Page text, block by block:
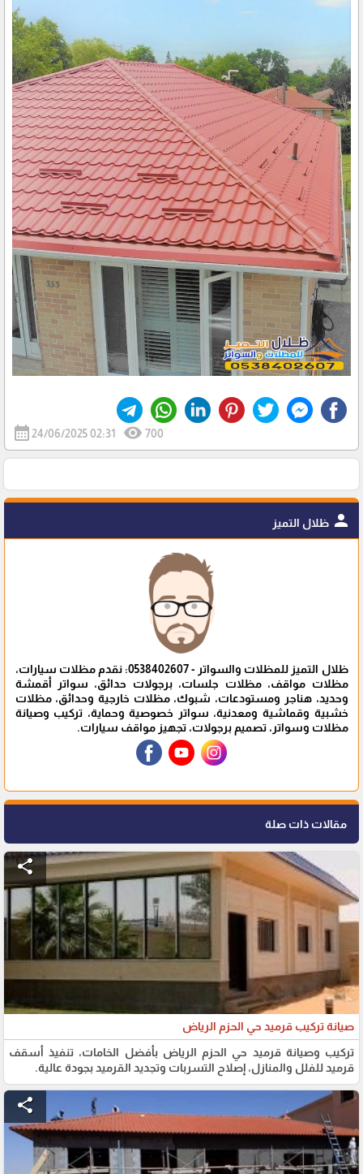
calendar_month24/06/2025 02:31 visibility 700
person ظلال التميز
ظلال التميز للمظلات والسواتر - 0538402607: نقدم مظلات سيارات،
مظلات مواقف، مظلات جلسات، برجولات حدائق، سواتر أقمشة
وحديد، هناجر ومستودعات، شبوك، مظلات خارجية وحدائق، مظلات
خشبية وقماشية ومعدنية، سواتر خصوصية وحماية، تركيب وصيانة
مظلات وسواتر، تصميم برجولات، تجهيز مواقف سيارات.
مقالات ذات صلة
share
صيانة تركيب قرميد حي الحزم الرياض
تركيب وصيانة قرميد حي الحزم الرياض بأفضل الخامات، تنفيذ أسقف
قرميد للفلل والمنازل، إصلاح التسربات وتجديد القرميد بجودة عالية.
share